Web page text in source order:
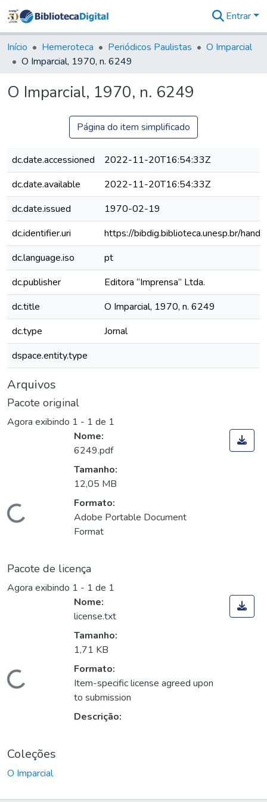
&
Coleções
Tudo na
Digital
Entrar
Início Hemeroteca Periódicos Paulistas
O Imparcial
O Imparcial, 1970, n. 6249
O Imparcial, 1970, n. 6249
Página do item simplificado
dc.date.accessioned
2022-11-20T16:54:33Z
dc.date.available
2022-11-20T16:54:33Z
dc.date.issued
1970-02-19
dc.identifier.uri
https://bibdig.biblioteca.unesp.br/
dc.language.iso
pt
dc.publisher
Editora “Imprensa” Ltda.
dc.title
O Imparcial, 1970, n. 6249
dc.type
Jornal
dspace.entity.type
Arquivos
Pacote original
Agora exibindo 1 - 1 de 1
Carregando...
Nome:
6249.pdf
Tamanho:
12,05 MB
Formato:
Adobe Portable Document
Format
Pacote de licença
Agora exibindo 1 - 1 de 1
Carregando...
Nome:
license.txt
Tamanho:
1,71 KB
Formato:
Item-specific license agreed upon
to submission
Descrição:
Coleções
O Imparcial